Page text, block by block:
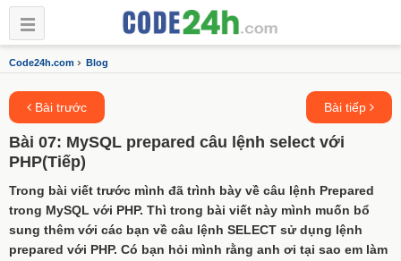
Code24h.com › Blog
Bài trước Bài tiếp
Bài 07: MySQL prepared câu lệnh select với
PHP(Tiếp)
Trong bài viết trước mình đã trình bày về câu lệnh Prepared
trong MySQL với PHP. Thì trong bài viết này mình muốn bổ
sung thêm với các bạn về câu lệnh SELECT sử dụng lệnh
prepared với PHP. Có bạn hỏi mình rằng anh ơi tại sao em làm